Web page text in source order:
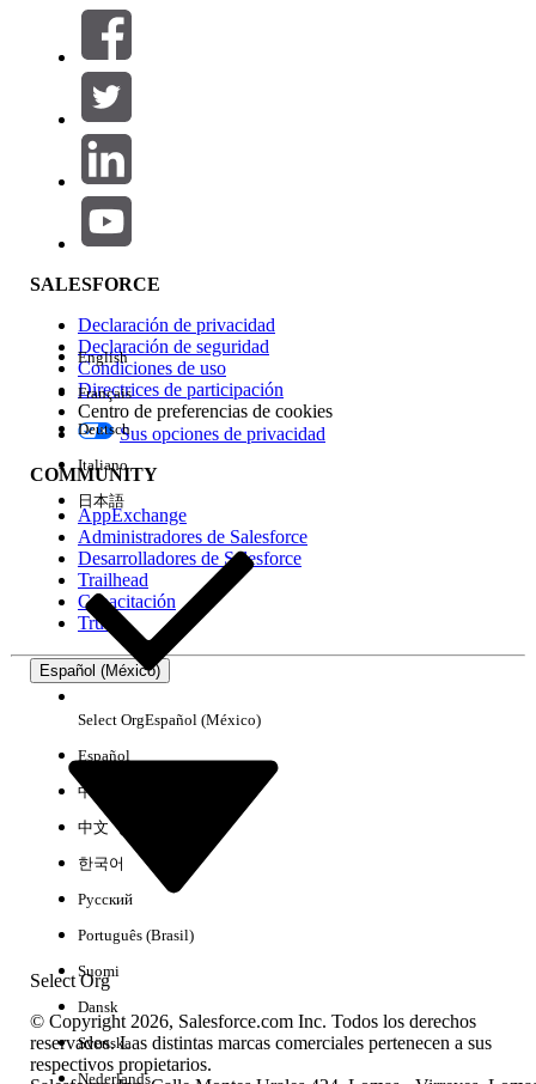
Filtros (0)
SELECCIONAR FILTROS
Área de productos
Repercusión de función
Edición
Experiencia
No hay resultados
SALESFORCE
Declaración de privacidad
Declaración de seguridad
Condiciones de uso
Directrices de participación
Centro de preferencias de cookies
Sus opciones de privacidad
COMMUNITY
AppExchange
Administradores de Salesforce
Desarrolladores de Salesforce
Trailhead
Capacitación
Trust
Español (México)
Select Org
English
Français
Deutsch
Italiano
日本語
Select OrgEspañol (México)
Español
中文（简体）
中文（繁體）
한국어
Русский
Português (Brasil)
Suomi
Dansk
Svenska
Nederlands
© Copyright 2026, Salesforce.com Inc. Todos los derechos
reservados. Las distintas marcas comerciales pertenecen a sus
respectivos propietarios.